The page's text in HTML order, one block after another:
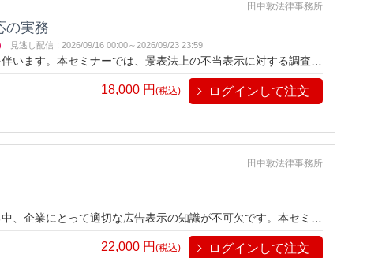
田中敦法律事務所
の実務
見逃し配信 : 2026/09/16 00:00～2026/09/23 23:59
います。本セミナーでは、景表法上の不当表示に対する調査対
の調査手順から、合理的な根拠の評価、措置命令の対応方法ま
学び、法令遵守の体制を強化しましょう。※本セミナーのライ
18,000 円(税込) ログインして注文
田中敦法律事務所
、企業にとって適切な広告表示の知識が不可欠です。本セミナ
リスクを回避し、信頼性の高い広告戦略を実践するためのポイ
22,000 円 (税込) ログインして注文